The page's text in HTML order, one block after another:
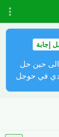
إجابة
هل هناك مشكلة في أرشفة المقال ب ?m=1 الى حين حل
دي في حوجل